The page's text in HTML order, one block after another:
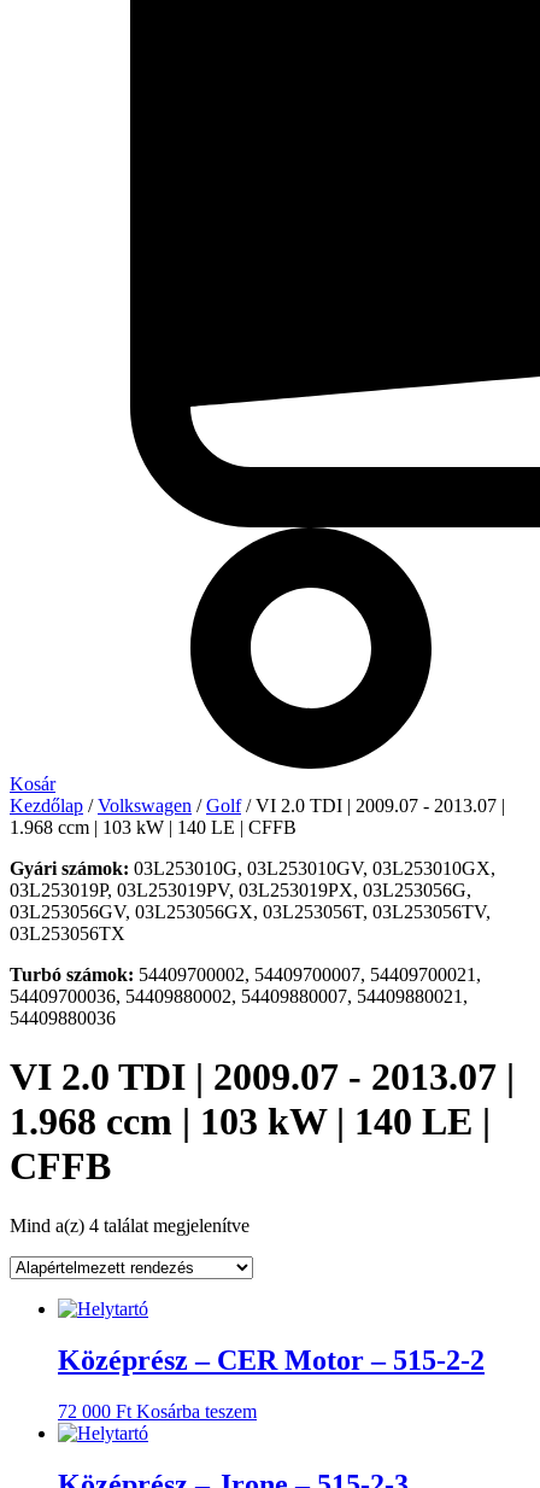
Kosár
Kezdőlap /Volkswagen /Golf/ VI 2.0 TDI | 2009.07 - 2013.07 |
1.968 ccm | 103 kW | 140 LE | CFFB
Gyári számok: 03L253010G, 03L253010GV, 03L253010GX,
03L253019P, 03L253019PV, 03L253019PX, 03L253056G,
03L253056GV, 03L253056GX, 03L253056T, 03L253056TV,
03L253056TX
Turbó számok: 54409700002, 54409700007, 54409700021,
54409700036, 54409880002, 54409880007, 54409880021,
54409880036
VI 2.0 TDI | 2009.07 - 2013.07 |
1.968 ccm | 103 kW | 140 LE |
CFFB
Mind a(z) 4 találat megjelenítve
Középrész – CER Motor – 515-2-2
72 000 Ft Kosárba teszem